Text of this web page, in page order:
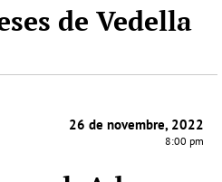
de Vedella
26 de novembre, 2022
8:00 pm